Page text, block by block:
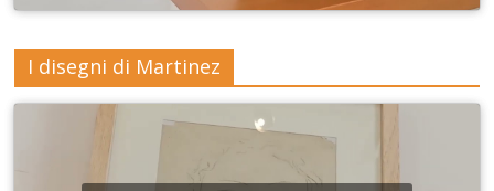
I disegni di Martinez